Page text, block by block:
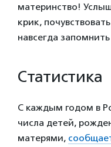
материнство!
крик,
навсегда
Статистика
С каждым годом в
числа детей,
матерями,